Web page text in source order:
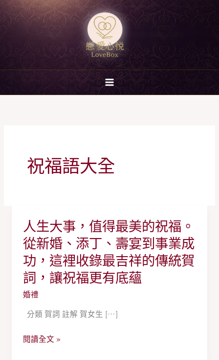
跳
至
主
要
內
祝福語大全
人生大事，值得最美的祝福。
從新婚、添丁、壽宴到事業成
功，這裡收錄最吉祥的傳統賀
詞，讓祝福更有底蘊
婚禮
分類 賀詞 註解 賀女生 […]
人
生
大
事，
值
得
美
的
閱讀全文 »